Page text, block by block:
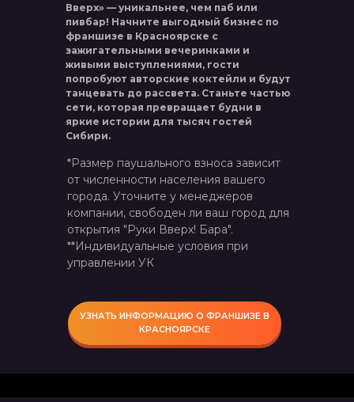
*Размер паушального взноса зависит
от численности населения вашего
города. Уточните у менеджеров
компании, свободен ли ваш город для
открытия "Руки Вверх! Бара".
**Индивидуальные условия при
управлении УК
Вверх» — уникальнее, чем паб или
пивбар! Начните выгодный бизнес по
франшизе в Красноярске с
зажигательными вечеринками и
живыми выступлениями, гости
попробуют авторские коктейли и будут
танцевать до рассвета. Станьте частью
сети, которая превращает будни в
яркие истории для тысяч гостей
Сибири.
УЗНАТЬ ИНФОРМАЦИЮ О ФРАНШИЗЕ В
КРАСНОЯРСКЕ